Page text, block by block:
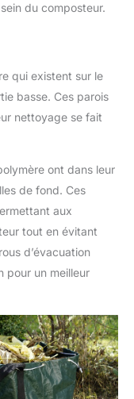
du composteur.
qui existent sur le
basse. Ces parois
nettoyage se fait
ont dans leur
de fond. Ces
aux
tout en évitant
d’évacuation
pour un meilleur